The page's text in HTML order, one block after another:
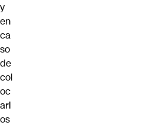
y
en
ca
so
de
col
oc
arl
os